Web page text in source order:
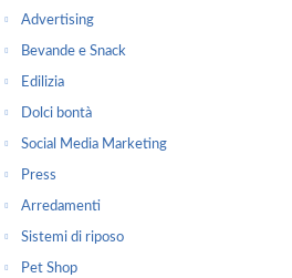
Advertising
Bevande e Snack
Edilizia
Dolci bontà
Social Media Marketing
Press
Arredamenti
Sistemi di riposo
Pet Shop